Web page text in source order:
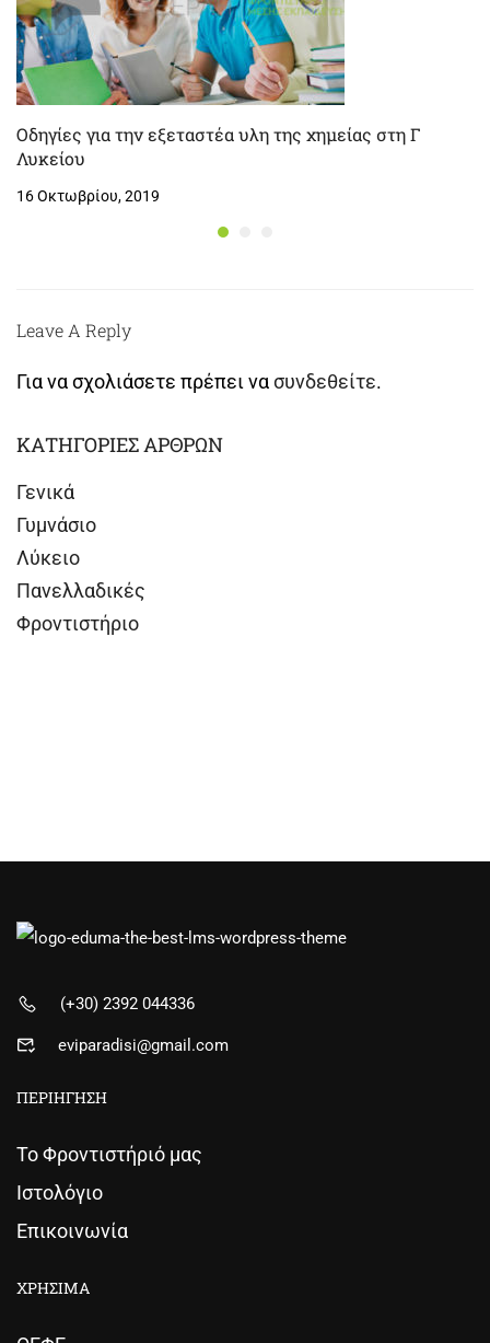
Οδηγίες για την εξεταστέα υλη της χημείας στη Γ
Λυκείου
16 Οκτωβρίου, 2019
Leave A Reply
Για να σχολιάσετε πρέπει νασυνδεθείτε.
ΚΑΤΗΓΟΡΙΕΣ ΑΡΘΡΩΝ
Γενικά
Γυμνάσιο
Λύκειο
Πανελλαδικές
Φροντιστήριο
(+30) 2392 044336
eviparadisi@gmail.com
ΠΕΡΙΗΓΗΣΗ
Το Φροντιστήριό μας
Ιστολόγιο
Επικοινωνία
ΧΡΗΣΙΜΑ